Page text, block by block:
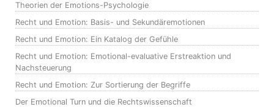
Theorien der Emotions-Psychologie
Recht und Emotion: Basis- und Sekundäremotionen
Recht und Emotion: Ein Katalog der Gefühle
Recht und Emotion: Emotional-evaluative Erstreaktion und
Nachsteuerung
Recht und Emotion: Zur Sortierung der Begriffe
Der Emotional Turn und die Rechtswissenschaft